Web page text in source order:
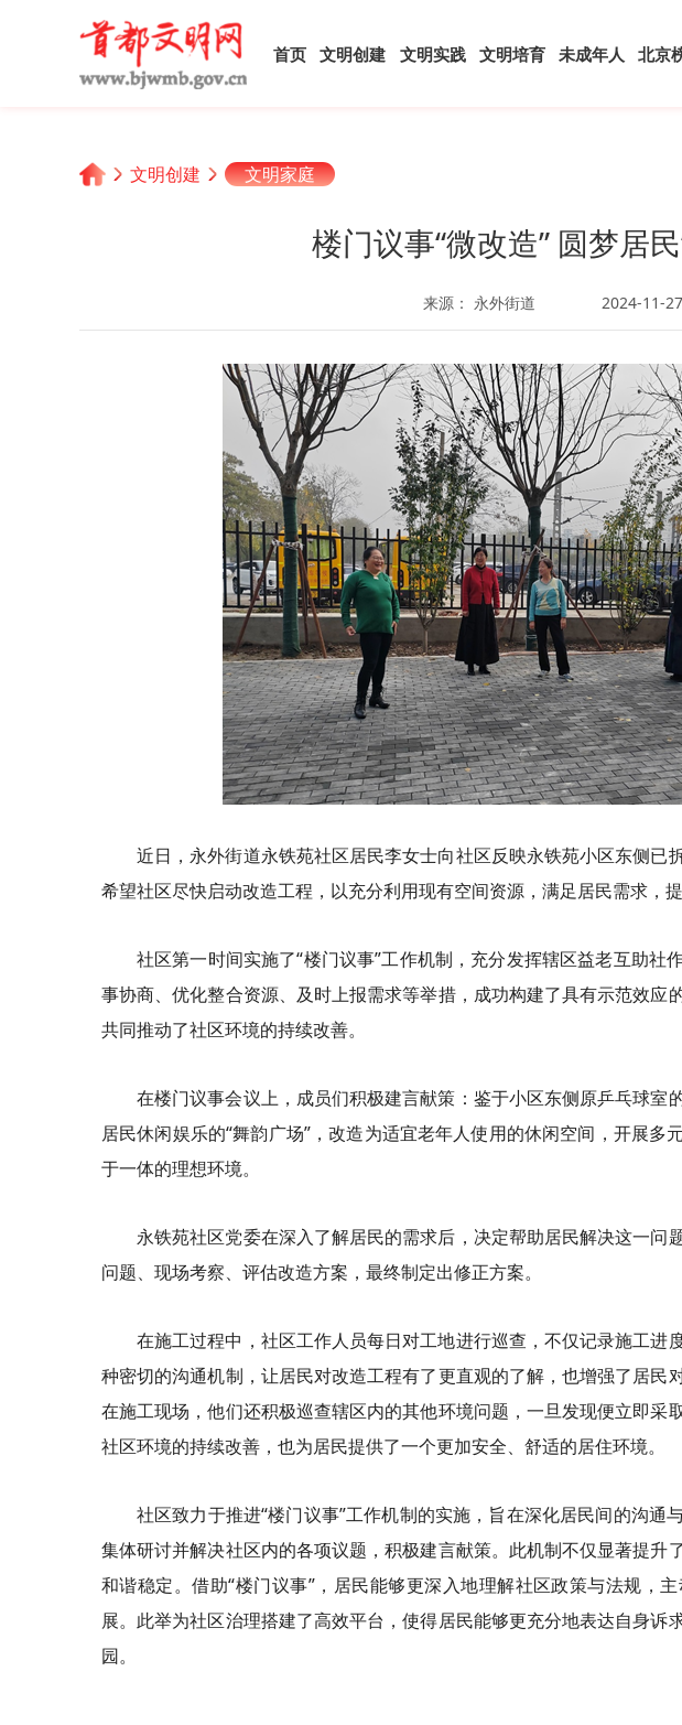
首页 文明创建 文明实践 文明培育 未成年人 北京
文明创建 文明家庭
楼门议事“微改造” 圆梦居
来源： 永外街道 2024-11-27
近日，永外街道永铁苑社区居民李女士向社区反映永铁苑小区东侧已
希望社区尽快启动改造工程，以充分利用现有空间资源，满足居民需求，提
社区第一时间实施了“楼门议事”工作机制，充分发挥辖区益老互助社
事协商、优化整合资源、及时上报需求等举措，成功构建了具有示范效应
共同推动了社区环境的持续改善。
在楼门议事会议上，成员们积极建言献策：鉴于小区东侧原乒乓球室
居民休闲娱乐的“舞韵广场”，改造为适宜老年人使用的休闲空间，开展多
于一体的理想环境。
永铁苑社区党委在深入了解居民的需求后，决定帮助居民解决这一问
问题、现场考察、评估改造方案，最终制定出修正方案。
在施工过程中，社区工作人员每日对工地进行巡查，不仅记录施工进
种密切的沟通机制，让居民对改造工程有了更直观的了解，也增强了居民
在施工现场，他们还积极巡查辖区内的其他环境问题，一旦发现便立即采
社区环境的持续改善，也为居民提供了一个更加安全、舒适的居住环境。
社区致力于推进“楼门议事”工作机制的实施，旨在深化居民间的沟通
集体研讨并解决社区内的各项议题，积极建言献策。此机制不仅显著提升
和谐稳定。借助“楼门议事”，居民能够更深入地理解社区政策与法规，
展。此举为社区治理搭建了高效平台，使得居民能够更充分地表达自身诉
园。